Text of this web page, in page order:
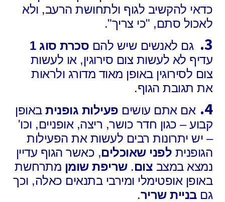
כדאי להקשיב לגוף ולתחושת הרעב, ולא
לאכול סתם, "כי צריך".
3. גם לאנשים שיש להם סכרת סוג 1
עדיף לא לעשות צום סירוגין, או לעשות
צום לסירוגין באופן מאוד מדורג ולראות
את תגובת הגוף.
4. אם אתם עושים פעילות גופניתבאופן
קבוע – כגון חדר כושר, ריצה, אופניים, וכו'
– יש יתרונות רבים לעשות את הפעילות
הגופנית לפני שאוכלים, כאשר הגוף עדיין
נמצא במצב צום.שריפת שומן מתרחשת
באופן אופטימלי ומירבי בתנאים כאלה, וכך
גםבניית שריר.